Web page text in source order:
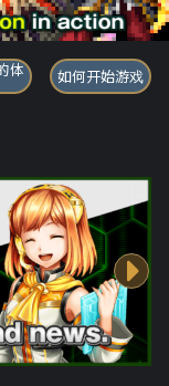
体 如何开始游戏